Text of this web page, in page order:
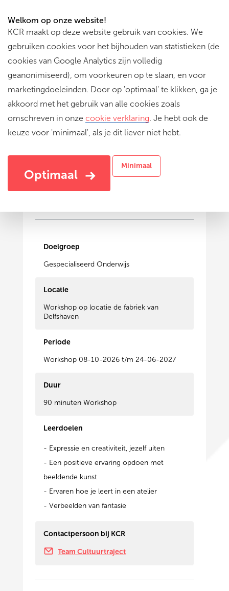
Welkom op onze website!
KCR maakt op deze website gebruik van cookies. We
gebruiken cookies voor het bijhouden van statistieken (de
cookies van Google Analytics zijn volledig
geanonimiseerd), om voorkeuren op te slaan, en voor
marketingdoeleinden. Door op 'optimaal' te klikken, ga je
akkoord met het gebruik van alle cookies zoals
omschreven in onze cookie verklaring. Je hebt ook de
keuze voor 'minimaal', als je dit liever niet hebt.
Optimaal
Minimaal
De mooiste schelp van de zee -
Van strandvondst tot kunstwerk, etsworkshop
met thema schelpen
Doelgroep
Gespecialiseerd Onderwijs
Locatie
Workshop op locatie de fabriek van
Delfshaven
Periode
Workshop 08-10-2026 t/m 24-06-2027
Duur
90 minuten Workshop
Leerdoelen
- Expressie en creativiteit, jezelf uiten
- Een positieve ervaring opdoen met
beeldende kunst
- Ervaren hoe je leert in een atelier
- Verbeelden van fantasie
Contactpersoon bij KCR
Team Cultuurtraject